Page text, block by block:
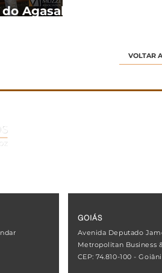
Agasalho
VOLTAR
GOIÁS
Avenida Deputado
Metropolitan Business
CEP: 74.810-100 -